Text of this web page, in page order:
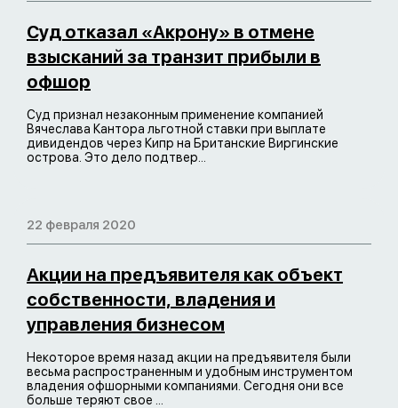
Суд отказал «Акрону» в отмене
взысканий за транзит прибыли в
офшор
Суд признал незаконным применение компанией
Вячеслава Кантора льготной ставки при выплате
дивидендов через Кипр на Британские Виргинские
острова. Это дело подтвер...
22 февраля 2020
Акции на предъявителя как объект
собственности, владения и
управления бизнесом
Некоторое время назад акции на предъявителя были
весьма распространенным и удобным инструментом
владения офшорными компаниями. Сегодня они все
больше теряют свое ...